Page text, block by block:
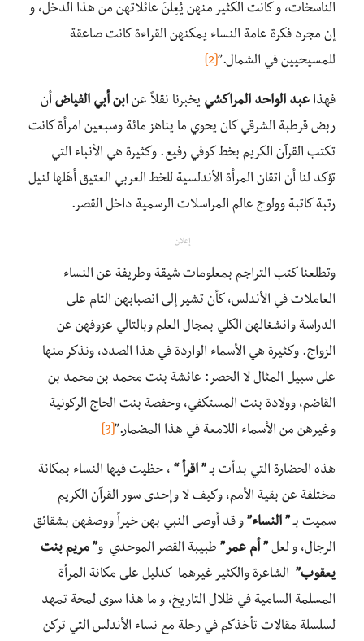
الناسخات، و كانت الكثير منهن يُعِلْنَ عائلاتهن من هذا الدخل، و
إن مجرد فكرة عامة النساء يمكنهن القراءة كانت صاعقة
للمسيحيين في الشمال.”[2]
فهذا عبد الواحد المراكشي يخبرنا نقلاً عن ابن أبي الفياض أن
ربض قرطبة الشرقي كان يحوي ما يناهز مائة وسبعين امرأة كانت
تكتب القرآن الكريم بخط كوفي رفيع. وكثيرة هي الأنباء التي
تؤكد لنا أن اتقان المرأة الأندلسية للخط العربي العتيق أهّلها لنيل
رتبة كاتبة وولوج عالم المراسلات الرسمية داخل القصر.
إعلان
وتطلعنا كتب التراجم بمعلومات شيقة وطريفة عن النساء
العاملات في الأندلس، كأن تشير إلى انصبابهن التام على
الدراسة وانشغالهن الكلي بمجال العلم وبالتالي عزوفهن عن
الزواج. وكثيرة هي الأسماء الواردة في هذا الصدد، ونذكر منها
على سبيل المثال لا الحصر: عائشة بنت محمد بن محمد بن
القاضم، وولادة بنت المستكفي، وحفصة بنت الحاج الركونية
وغيرهن من الأسماء اللامعة في هذا المضمار.”[3]
هذه الحضارة التي بدأت بـ” اقرأ “ ، حظيت فيها النساء بمكانة
مختلفة عن بقية الأمم، وكيف لا وإحدى سور القرآن الكريم
سميت بـ” النساء” و قد أوصى النبي بهن خيراً ووصفهن بشقائق
الرجال، و لعل ” أم عمر” طبيبة القصر الموحدي و” مريم بنت
يعقوب” الشاعرة والكثير غيرهما كدليل على مكانة المرأة
المسلمة السامية في ظلال التاريخ، و ما هذا سوى لمحة تمهد
لسلسلة مقالات تأخذكم في رحلة مع نساء الأندلس التي تركن